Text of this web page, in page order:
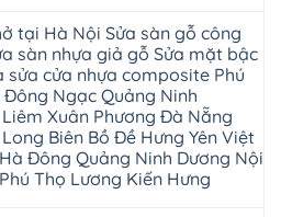
tại Hà Nội Sửa sàn gỗ công
sàn nhựa giả gỗ Sửa mặt bậc
sửa cửa nhựa composite Phú
Đông Ngạc Quảng Ninh
Xuân Phương Đà Nẵng
Biên Bồ Đề Hưng Yên Việt
Đông Quảng Ninh Dương Nội
Thọ Lương Kiến Hưng